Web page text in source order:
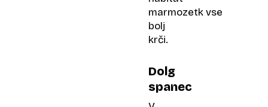
marmozetk vse
bolj
krči.
Dolg
spanec